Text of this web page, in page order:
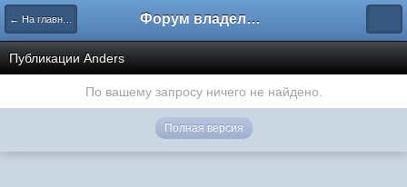
← На главную Форум владельцев интернет-магазинов
Публикации Anders
По вашему запросу ничего не найдено.
Полная версия